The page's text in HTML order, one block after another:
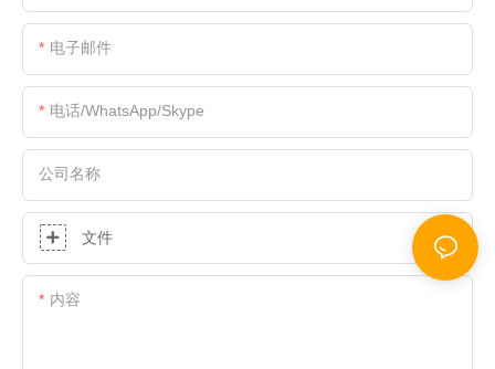
电子邮件
电话/WhatsApp/Skype
公司名称
文件
内容